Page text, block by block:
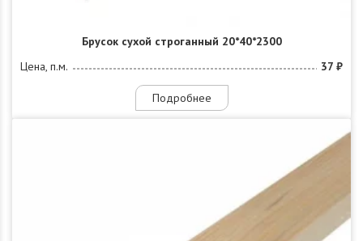
Брусок сухой строганный 20*40*2300
Цена, п.м.
37 ₽
Подробнее